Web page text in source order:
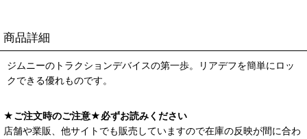
商品詳細
ジムニーのトラクションデバイスの第一歩。リアデフを簡単にロッ
クできる優れものです。
★ご注文時のご注意★必ずお読みください
店舗や業販、他サイトでも販売していますので在庫の反映が間に合わ